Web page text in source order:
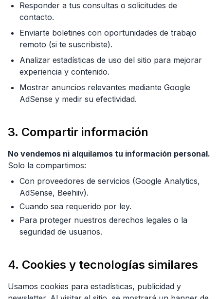
Responder a tus consultas o solicitudes de
contacto.
Enviarte boletines con oportunidades de trabajo
remoto (si te suscribiste).
Analizar estadísticas de uso del sitio para mejorar
experiencia y contenido.
Mostrar anuncios relevantes mediante Google
AdSense y medir su efectividad.
3. Compartir información
No vendemos ni alquilamos tu información personal.
Solo la compartimos:
Con proveedores de servicios (Google Analytics,
AdSense, Beehiiv).
Cuando sea requerido por ley.
Para proteger nuestros derechos legales o la
seguridad de usuarios.
4. Cookies y tecnologías similares
Usamos cookies para estadísticas, publicidad y